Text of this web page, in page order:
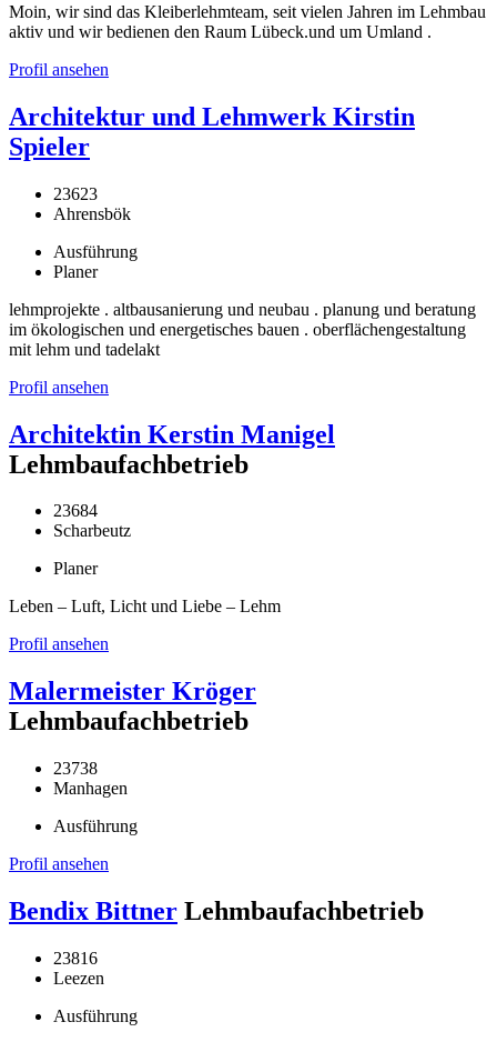
Moin, wir sind das Kleiberlehmteam, seit vielen Jahren im Lehmbau
aktiv und wir bedienen den Raum Lübeck.und um Umland .
Profil ansehen
Architektur und Lehmwerk Kirstin
Spieler
23623
Ahrensbök
Ausführung
Planer
lehmprojekte . altbausanierung und neubau . planung und beratung
im ökologischen und energetisches bauen . oberflächengestaltung
mit lehm und tadelakt
Profil ansehen
Architektin Kerstin Manigel
Lehmbaufachbetrieb
23684
Scharbeutz
Planer
Leben – Luft, Licht und Liebe – Lehm
Profil ansehen
Malermeister Kröger
Lehmbaufachbetrieb
23738
Manhagen
Ausführung
Profil ansehen
Bendix Bittner Lehmbaufachbetrieb
23816
Leezen
Ausführung